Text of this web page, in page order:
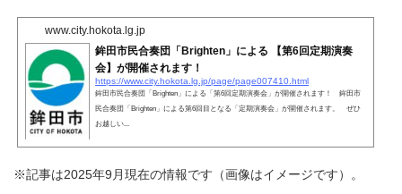
www.city.hokota.lg.jp
鉾田市民合奏団「Brighten」による 【第6回定期演奏
会】が開催されます！
https://www.city.hokota.lg.jp/page/page007410.html
鉾田市民合奏団「Brighten」による「第6回定期演奏会」が開催されます！ 鉾田市
民合奏団「Brighten」による第6回目となる「定期演奏会」が開催されます。 ぜひ
お越しい...
※記事は2025年9月現在の情報です（画像はイメージです）。